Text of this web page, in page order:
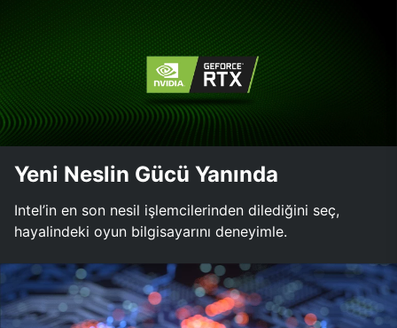
Yeni Neslin Gücü Yanında
Intel’in en son nesil işlemcilerinden dilediğini seç,
hayalindeki oyun bilgisayarını deneyimle.